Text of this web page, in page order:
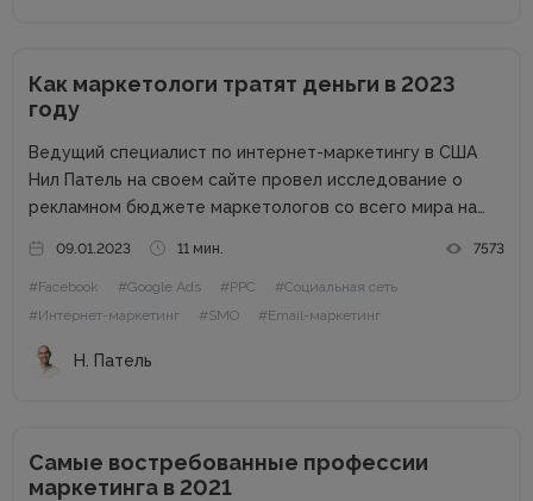
Как маркетологи тратят деньги в 2023
году
Ведущий специалист по интернет-маркетингу в США
Нил Патель на своем сайте провел исследование о
рекламном бюджете маркетологов со всего мира на
подвешенном состоянии из-за набирающей обороты
инфляции, войны, роста процентных ставок и других
факторов,...
09.01.2023 11 мин. 7573
#Facebook #Google Ads #PPC
#Социальная сеть
#Интернет-маркетинг
#SMO #Email-маркетинг
Н. Патель
Самые востребованные профессии
маркетинга в 2021